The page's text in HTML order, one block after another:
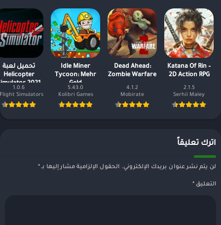
Katana Of Rin –
2D Action RPG
2.1.5
Serhii Maley
Dead Ahead:
Zombie Warfare
4.1.2
Mobirate
Idle Miner
Tycoon: Mehr
Geld
5.43.0
Kolibri Games
تحميل لعبة
Helicopter
2021
مهكرة اخر
1.0.6
اترك تعليقاً
لن يتم نشر عنوان بريدك الإلكتروني. الحقول الإلزامية مشار إليها بـ*
التعليق *